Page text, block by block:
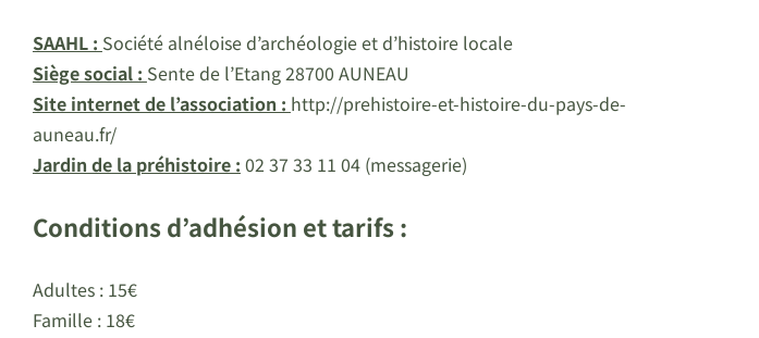
SAAHL : Société alnéloise d’archéologie et d’histoire locale
Siège social : Sente de l’Etang 28700 AUNEAU
Site internet de l’association : http://prehistoire-et-histoire-du-pays-de-
auneau.fr/
Jardin de la préhistoire : 02 37 33 11 04 (messagerie)
Conditions d’adhésion et tarifs :
Adultes : 15€
Famille : 18€